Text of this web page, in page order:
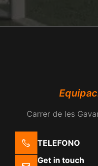
Carrer de les
TELEFONO
Get in touch